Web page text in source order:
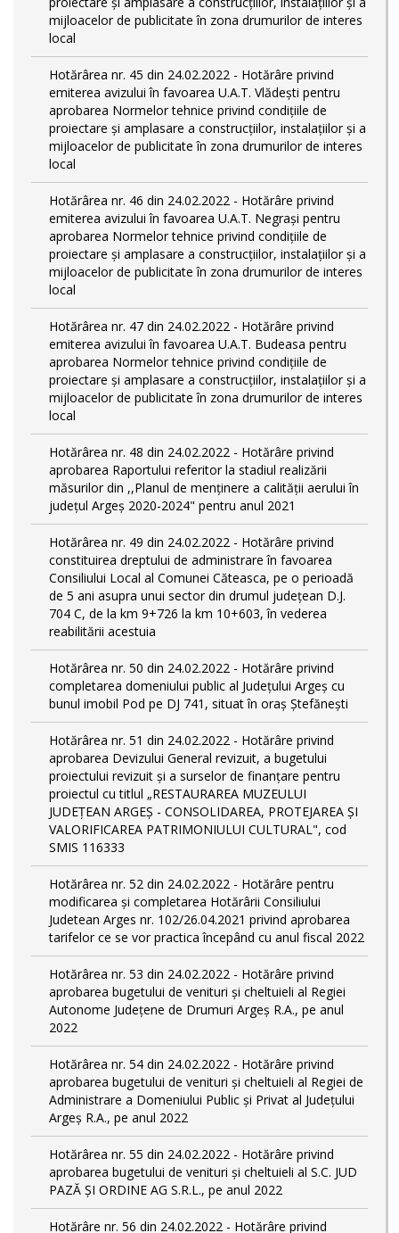
mijloacelor de publicitate în zona drumurilor de interes
local
Hotărârea nr. 45 din 24.02.2022 - Hotărâre privind
emiterea avizului în favoarea U.A.T. Vlădești pentru
aprobarea Normelor tehnice privind condiţiile de
proiectare şi amplasare a construcţiilor, instalaţiilor şi a
mijloacelor de publicitate în zona drumurilor de interes
local
Hotărârea nr. 46 din 24.02.2022 - Hotărâre privind
emiterea avizului în favoarea U.A.T. Negrași pentru
aprobarea Normelor tehnice privind condiţiile de
proiectare şi amplasare a construcţiilor, instalaţiilor şi a
mijloacelor de publicitate în zona drumurilor de interes
local
Hotărârea nr. 47 din 24.02.2022 - Hotărâre privind
emiterea avizului în favoarea U.A.T. Budeasa pentru
aprobarea Normelor tehnice privind condiţiile de
proiectare şi amplasare a construcţiilor, instalaţiilor şi a
mijloacelor de publicitate în zona drumurilor de interes
local
Hotărârea nr. 48 din 24.02.2022 - Hotărâre privind
aprobarea Raportului referitor la stadiul realizării
măsurilor din ,,Planul de menținere a calității aerului în
județul Argeș 2020-2024" pentru anul 2021
Hotărârea nr. 49 din 24.02.2022 - Hotărâre privind
constituirea dreptului de administrare în favoarea
Consiliului Local al Comunei Căteasca, pe o perioadă
de 5 ani asupra unui sector din drumul județean D.J.
704 C, de la km 9+726 la km 10+603, în vederea
reabilitării acestuia
Hotărârea nr. 50 din 24.02.2022 - Hotărâre privind
completarea domeniului public al Judeţului Argeş cu
bunul imobil Pod pe DJ 741, situat în oraș Ștefănești
Hotărârea nr. 51 din 24.02.2022 - Hotărâre privind
aprobarea Devizului General revizuit, a bugetului
proiectului revizuit și a surselor de finanțare pentru
proiectul cu titlul „RESTAURAREA MUZEULUI
JUDEȚEAN ARGEȘ - CONSOLIDAREA, PROTEJAREA ȘI
VALORIFICAREA PATRIMONIULUI CULTURAL", cod
SMIS 116333
Hotărârea nr. 52 din 24.02.2022 - Hotărâre pentru
modificarea și completarea Hotărârii Consiliului
Judetean Arges nr. 102/26.04.2021 privind aprobarea
tarifelor ce se vor practica începând cu anul fiscal 2022
Hotărârea nr. 53 din 24.02.2022 - Hotărâre privind
aprobarea bugetului de venituri și cheltuieli al Regiei
Autonome Județene de Drumuri Argeș R.A., pe anul
2022
Hotărârea nr. 54 din 24.02.2022 - Hotărâre privind
aprobarea bugetului de venituri și cheltuieli al Regiei de
Administrare a Domeniului Public și Privat al Județului
Argeș R.A., pe anul 2022
Hotărârea nr. 55 din 24.02.2022 - Hotărâre privind
aprobarea bugetului de venituri și cheltuieli al S.C. JUD
PAZĂ ȘI ORDINE AG S.R.L., pe anul 2022
Hotărâre nr. 56 din 24.02.2022 - Hotărâre privind